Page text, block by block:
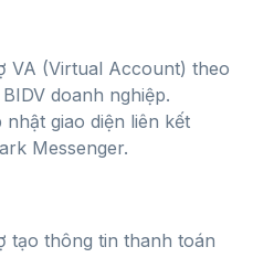
VA (Virtual Account) theo
doanh nghiệp.
nhật giao diện liên kết
Messenger.
tạo thông tin thanh toán